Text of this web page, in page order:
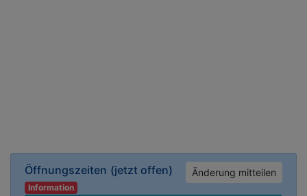
Öffnungszeiten (jetzt offen) Änderung mitteilen
Information